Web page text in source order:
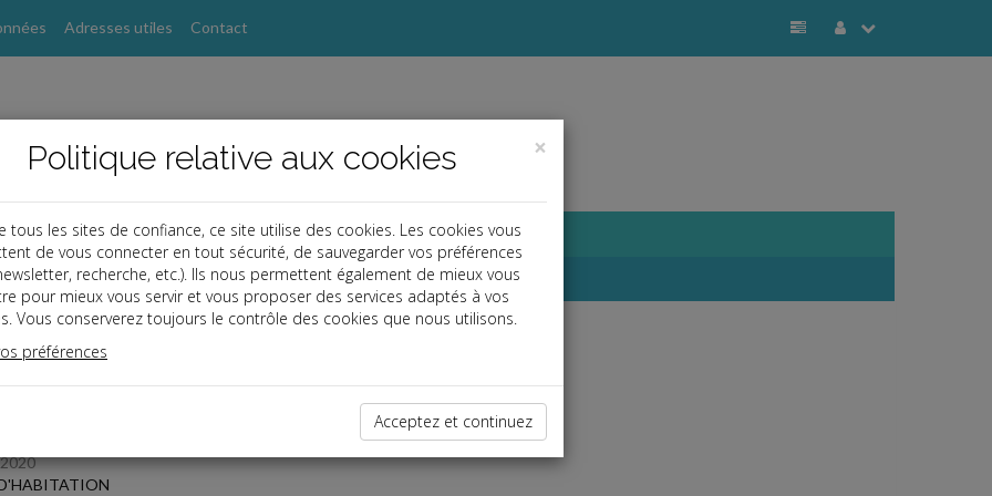
Adresses utiles Contact
dernières dépêches
×
Politique relative aux cookies
tous les sites de confiance, ce site utilise des cookies. Les cookies vous
de vous connecter en tout sécurité, de sauvegarder vos préférences
recherche, etc.). Ils nous permettent également de mieux vous
pour mieux vous servir et vous proposer des services adaptés à vos
Vous conserverez toujours le contrôle des cookies que nous utilisons.
préférences
Acceptez et continuez